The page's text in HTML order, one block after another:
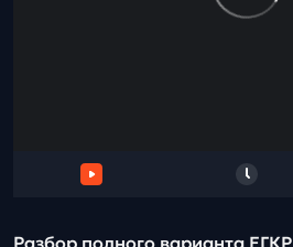
Разбор полного варианта ЕГКР